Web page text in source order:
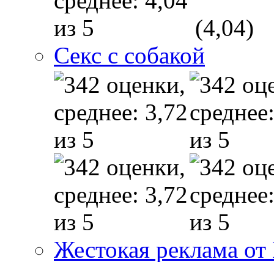
(4,04)
Секс с собакой
Жестокая реклама